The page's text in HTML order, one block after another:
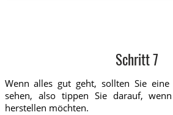
Schritt 7
Wenn alles gut geht, sollten Sie eine
sehen, also tippen Sie darauf,
herstellen möchten.